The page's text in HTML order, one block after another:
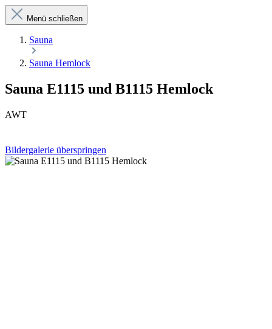
Menü schließen
Sauna
Sauna Hemlock
Sauna E1115 und B1115 Hemlock
AWT
Bildergalerie überspringen